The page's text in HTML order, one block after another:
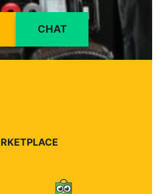
CHAT